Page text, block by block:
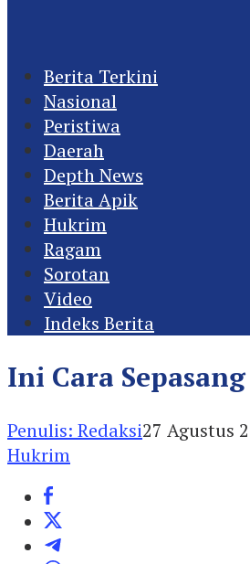
Berita Terkini
Nasional
Peristiwa
Daerah
Depth News
Berita Apik
Hukrim
Ragam
Sorotan
Video
Indeks Berita
Ini Cara
Penulis: Redaksi27 Agustus
Hukrim